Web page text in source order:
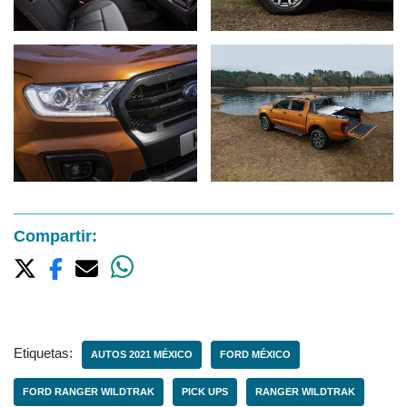
Compartir:
Etiquetas: AUTOS 2021 MÉXICO FORD MÉXICO
FORD RANGER WILDTRAK PICK UPS RANGER WILDTRAK